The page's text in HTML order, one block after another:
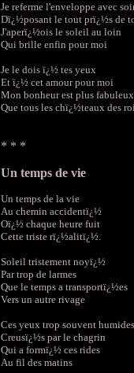
Je referme l'enveloppe avec
Dï¿½posant le tout prï¿½s de
J'aperï¿½ois le soleil au loin
Qui brille enfin pour moi
Je le dois ï¿½ tes yeux
Et ï¿½ cet amour pour moi
Mon bonheur est plus fabuleux
Que tous les chï¿½teaux des
* * *
Un temps de vie
Un temps de la vie
Au chemin accidentï¿½
Oï¿½ chaque heure fuit
Cette triste rï¿½alitï¿½.
Soleil tristement noyï¿½
Par trop de larmes
Que le temps a transportï¿½es
Vers un autre rivage
Ces yeux trop souvent humides
Creusï¿½s par le chagrin
Qui a formï¿½ ces rides
Au fil des matins